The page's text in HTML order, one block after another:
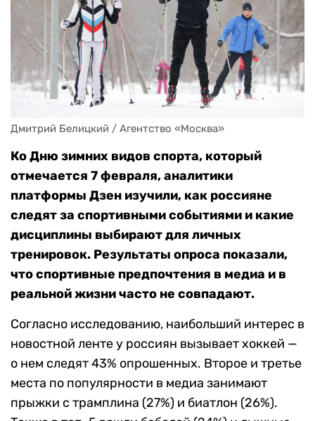
Дмитрий Белицкий / Агентство «Москва»
Ко Дню зимних видов спорта, который
отмечается 7 февраля, аналитики
платформы Дзен изучили, как россияне
следят за спортивными событиями и какие
дисциплины выбирают для личных
тренировок. Результаты опроса показали,
что спортивные предпочтения в медиа и в
реальной жизни часто не совпадают.
Согласно исследованию, наибольший интерес в
новостной ленте у россиян вызывает хоккей —
о нем следят 43% опрошенных. Второе и третье
места по популярности в медиа занимают
прыжки с трамплина (27%) и биатлон (26%).